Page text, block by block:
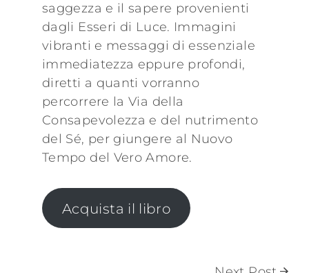
saggezza e il sapere provenienti
dagli Esseri di Luce. Immagini
vibranti e messaggi di essenziale
immediatezza eppure profondi,
diretti a quanti vorranno
percorrere la Via della
Consapevolezza e del nutrimento
del Sé, per giungere al Nuovo
Tempo del Vero Amore.
Acquista il libro